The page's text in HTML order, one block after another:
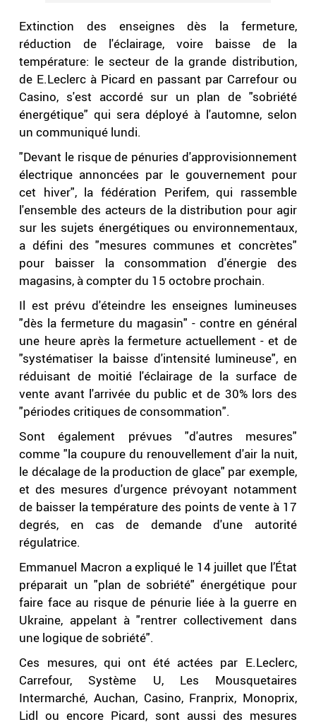
Extinction des enseignes dès la fermeture,
réduction de l'éclairage, voire baisse de la
température: le secteur de la grande distribution,
de E.Leclerc à Picard en passant par Carrefour ou
Casino, s'est accordé sur un plan de "sobriété
énergétique" qui sera déployé à l'automne, selon
un communiqué lundi.
"Devant le risque de pénuries d'approvisionnement
électrique annoncées par le gouvernement pour
cet hiver", la fédération Perifem, qui rassemble
l'ensemble des acteurs de la distribution pour agir
sur les sujets énergétiques ou environnementaux,
a défini des "mesures communes et concrètes"
pour baisser la consommation d'énergie des
magasins, à compter du 15 octobre prochain.
Il est prévu d'éteindre les enseignes lumineuses
"dès la fermeture du magasin" - contre en général
une heure après la fermeture actuellement - et de
"systématiser la baisse d'intensité lumineuse", en
réduisant de moitié l'éclairage de la surface de
vente avant l'arrivée du public et de 30% lors des
"périodes critiques de consommation".
Sont également prévues "d'autres mesures"
comme "la coupure du renouvellement d'air la nuit,
le décalage de la production de glace" par exemple,
et des mesures d'urgence prévoyant notamment
de baisser la température des points de vente à 17
degrés, en cas de demande d'une autorité
régulatrice.
Emmanuel Macron a expliqué le 14 juillet que l’État
préparait un "plan de sobriété" énergétique pour
faire face au risque de pénurie liée à la guerre en
Ukraine, appelant à "rentrer collectivement dans
une logique de sobriété".
Ces mesures, qui ont été actées par E.Leclerc,
Carrefour, Système U, Les Mousquetaires
Intermarché, Auchan, Casino, Franprix, Monoprix,
Lidl ou encore Picard, sont aussi des mesures